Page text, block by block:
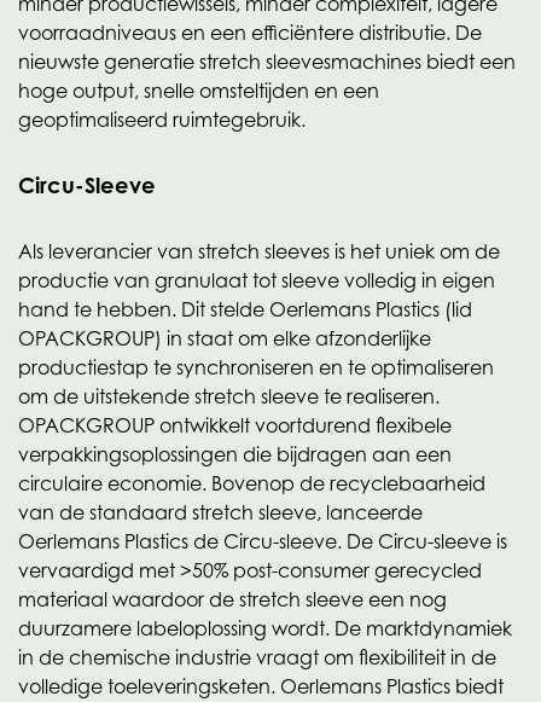
voorraadniveaus en een efficiëntere distributie. De
nieuwste generatie stretch sleevesmachines biedt een
hoge output, snelle omsteltijden en een
geoptimaliseerd ruimtegebruik.
Circu-Sleeve
Als leverancier van stretch sleeves is het uniek om de
productie van granulaat tot sleeve volledig in eigen
hand te hebben. Dit stelde Oerlemans Plastics (lid
OPACKGROUP) in staat om elke afzonderlijke
productiestap te synchroniseren en te optimaliseren
om de uitstekende stretch sleeve te realiseren.
OPACKGROUP ontwikkelt voortdurend flexibele
verpakkingsoplossingen die bijdragen aan een
circulaire economie. Bovenop de recyclebaarheid
van de standaard stretch sleeve, lanceerde
Oerlemans Plastics de Circu-sleeve. De Circu-sleeve is
vervaardigd met >50% post-consumer gerecycled
materiaal waardoor de stretch sleeve een nog
duurzamere labeloplossing wordt. De marktdynamiek
in de chemische industrie vraagt om flexibiliteit in de
volledige toeleveringsketen. Oerlemans Plastics biedt